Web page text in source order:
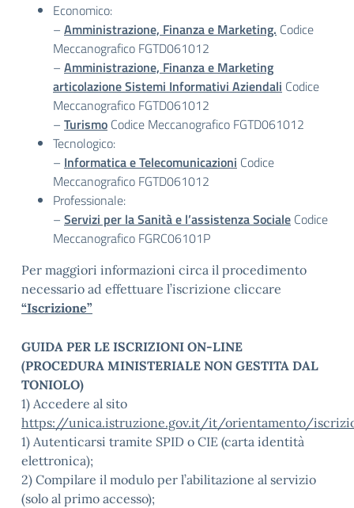
Economico:
– Amministrazione, Finanza e Marketing. Codice
Meccanografico FGTD061012
– Amministrazione, Finanza e Marketing
articolazione Sistemi Informativi Aziendali Codice
Meccanografico FGTD061012
– Turismo Codice Meccanografico FGTD061012
Tecnologico:
– Informatica e Telecomunicazioni Codice
Meccanografico FGTD061012
Professionale:
– Servizi per la Sanità e l’assistenza Sociale Codice
Meccanografico FGRC06101P
Per maggiori informazioni circa il procedimento
necessario ad effettuare l’iscrizione cliccare
“Iscrizione”
GUIDA PER LE ISCRIZIONI ON-LINE
(PROCEDURA MINISTERIALE NON GESTITA DAL
TONIOLO)
1) Accedere al sito
https://unica.istruzione.gov.it/it/orientamento/
1) Autenticarsi tramite SPID o CIE (carta identità
elettronica);
2) Compilare il modulo per l’abilitazione al servizio
(solo al primo accesso);